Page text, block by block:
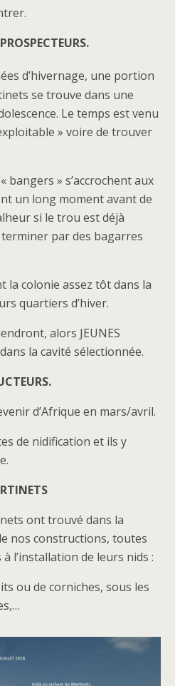
d’hivernage, une portion
se trouve dans une
Le temps est venu
» voire de trouver
bangers » s’accrochent aux
un long moment avant de
si le trou est déjà
par des bagarres
la colonie assez tôt dans la
quartiers d’hiver.
alors JEUNES
la cavité sélectionnée.
d’Afrique en mars/avril.
de nidification et ils y
ont trouvé dans la
nos constructions, toutes
l’installation de leurs nids :
ou de corniches, sous les